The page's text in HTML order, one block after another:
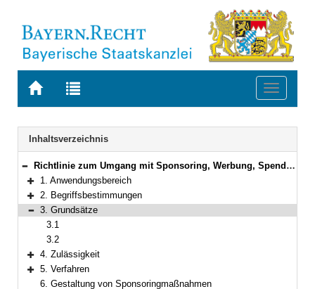
Zur
BAYERN.RECHT
Zur
letzten
Suche
Toggle
Navigation
Inhaltsverzeichnis
Bereich reduzieren
Richtlinie zum Umgang mit Sponsoring, Werbung, Spenden und mäzenatischen Schenkungen in der staatlichen Verwaltung
Bereich erweitern
1. Anwendungsbereich
Bereich erweitern
2. Begriffsbestimmungen
Bereich reduzieren
3. Grundsätze
3.1
3.2
Bereich erweitern
4. Zulässigkeit
Bereich erweitern
5. Verfahren
6. Gestaltung von Sponsoringmaßnahmen